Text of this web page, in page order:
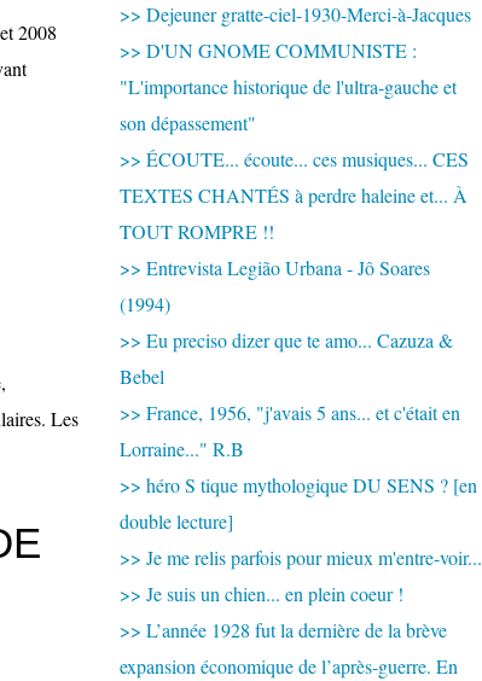
2008
Les
>> Dejeuner gratte-ciel-1930-Merci-à-Jacques
>> D'UN GNOME COMMUNISTE :
"L'importance historique de l'ultra-gauche et
son dépassement"
>> ÉCOUTE... écoute... ces musiques... CES
TEXTES CHANTÉS à perdre haleine et... À
TOUT ROMPRE !!
>> Entrevista Legião Urbana - Jô Soares
(1994)
>> Eu preciso dizer que te amo... Cazuza &
Bebel
>> France, 1956, "j'avais 5 ans... et c'était en
Lorraine..." R.B
>> héro S tique mythologique DU SENS ? [en
double lecture]
>> Je me relis parfois pour mieux m'entre-voir...
>> Je suis un chien... en plein coeur !
>> L’année 1928 fut la dernière de la brève
expansion économique de l’après-guerre. En